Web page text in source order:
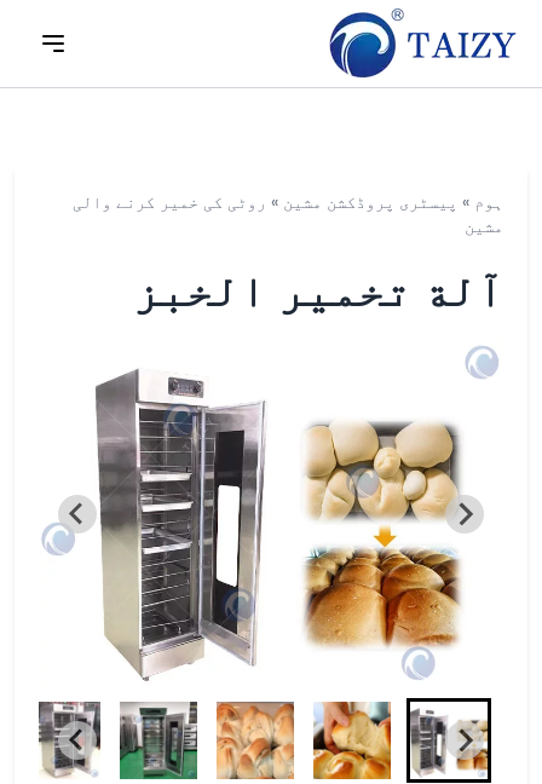
ہوم » پیسٹری پروڈکشن مشین » روٹی کی خمیر کرنے والی
مشین
آلة تخمير الخبز